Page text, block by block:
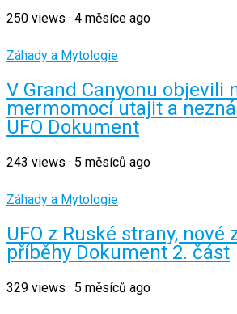
250 views · 4 měsíce ago
Záhady a Mytologie
V Grand Canyonu objevili
mermomocí utajit a
UFO Dokument
243 views · 5 měsíců ago
Záhady a Mytologie
UFO z Ruské strany, nové
příběhy Dokument 2. část
329 views · 5 měsíců ago